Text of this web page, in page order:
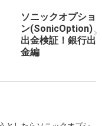
ソニックオプショ
ン(SonicOption)
出金検証！銀行出
金編
戦略！様々なゼロを使